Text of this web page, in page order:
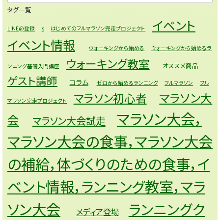
タグ一覧
LINE@登録 s はじめてのフルマラソン完走プロジェクト
イベント
イベント情報
ウォーキングから始める ウォーキングから始めるラ
ンニング基礎入門講座 ウォーキング教室 オススメ商品
ゲスト講師 コラム ゼロから始めるランニング フルマラソン フル
マラソン完走プロジェクト マラソン初心者
マラソン大
会
マラソン大会試走
マラソン大会，
マラソン大会の食事，マラソン大会
の補給，体づくりのための食事，イ
ベント情報，ランニング教室，マラ
ソン大会
メディア登場
ランニングク